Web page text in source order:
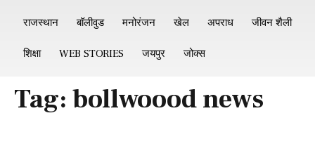
राजस्थान बॉलीवुड मनोरंजन खेल अपराध जीवन शैली
शिक्षा WEB STORIES जयपुर जोक्स
Tag: bollwoood news